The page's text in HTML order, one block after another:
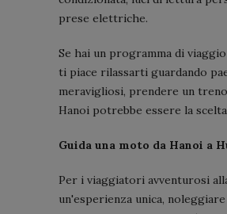
prese elettriche.
Se hai un programma di
ti piace rilassarti guardando
meravigliosi, prendere un
Hanoi potrebbe essere la
Guida una moto da Hanoi a
Per i viaggiatori avventurosi
un'esperienza unica,